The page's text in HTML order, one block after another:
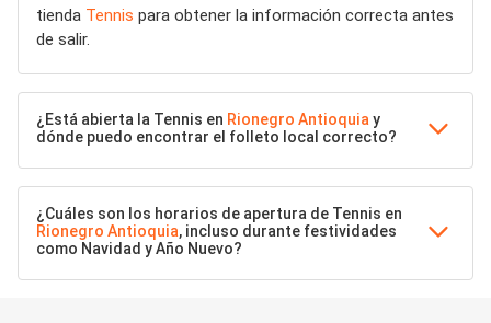
tienda Tennis para obtener la información correcta antes
de salir.
¿Está abierta la Tennis en Rionegro Antioquia y
dónde puedo encontrar el folleto local correcto?
¿Cuáles son los horarios de apertura de Tennis en
Rionegro Antioquia, incluso durante festividades
como Navidad y Año Nuevo?